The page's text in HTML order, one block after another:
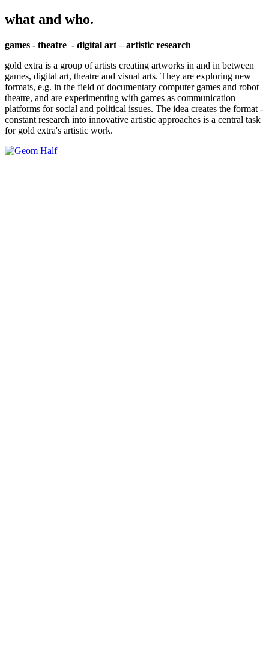
what and who.
games - theatre - digital art – artistic research
gold extra is a group of artists creating artworks in and in between
games, digital art, theatre and visual arts. They are exploring new
formats, e.g. in the field of documentary computer games and robot
theatre, and are experimenting with games as communication
platforms for social and political issues. The idea creates the format -
constant research into innovative artistic approaches is a central task
for gold extra's artistic work.